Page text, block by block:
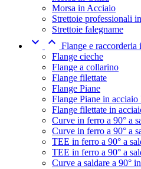
Morsa in Acciaio
Strettoie professionali
Strettoie falegname
  Flange e raccorderia
Flange cieche
Flange a collarino
Flange filettate
Flange Piane
Flange Piane in
Flange filettate in
Curve in ferro a 90° a
Curve in ferro a 90° a
TEE in ferro a 90° a
TEE in ferro a 90° a
Curve a saldare a 90°